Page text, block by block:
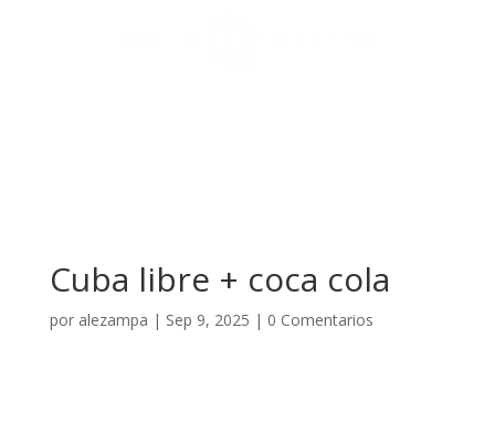
Cuba libre + coca cola
por alezampa | Sep 9, 2025 | 0 Comentarios